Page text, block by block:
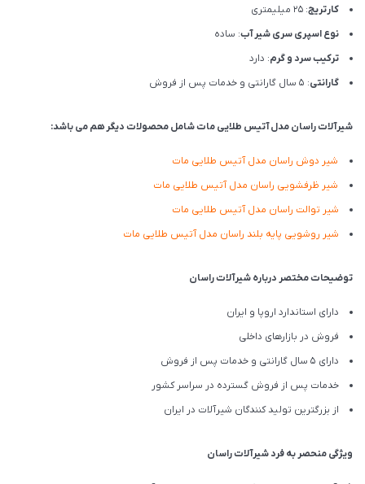
کارتریج: 25 میلیمتری
نوع اسپری سری شیر آب: ساده
ترکیب سرد و گرم: دارد
گارانتی: 5 سال گارانتی و خدمات پس از فروش
شیرآلات راسان مدل آتیس طلایی مات شامل محصولات دیگر هم می باشد:
شیر دوش راسان مدل آتیس طلایی مات
شیر ظرفشویی راسان مدل آتیس طلایی مات
شیر توالت راسان مدل آتیس طلایی مات
شیر روشویی پایه بلند راسان مدل آتیس طلایی مات
توضیحات مختصر درباره شیرآلات راسان
دارای استاندارد اروپا و ایران
فروش در بازارهای داخلی
دارای 5 سال گارانتی و خدمات پس از فروش
خدمات پس از فروش گسترده در سراسر کشور
از بزرگترین تولید کنندگان شیرآلات در ایران
ویژگی منحصر به فرد شیرآلات راسان